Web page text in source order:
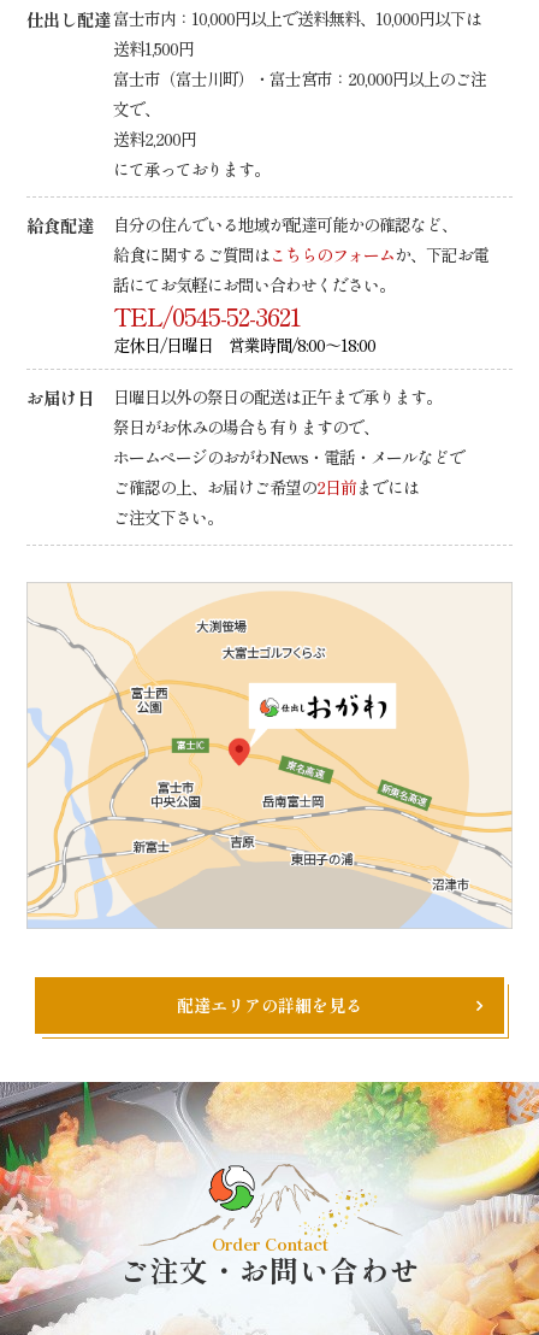
仕出し配達富士市内：10,000円以上で送料無料、10,000円以下は
送料1,500円
富士市（富士川町）・富士宮市：20,000円以上のご注
文で、
送料2,200円
にて承っております。
給食配達
自分の住んでいる地域が配達可能かの確認など、
給食に関するご質問はこちらのフォームか、下記お電
話にてお気軽にお問い合わせください。
TEL/0545-52-3621
定休日/日曜日 営業時間/8:00～18:00
お届け日
日曜日以外の祭日の配送は正午まで承ります。
祭日がお休みの場合も有りますので、
ホームページのおがわNews・電話・メールなどで
ご確認の上、 お届けご希望の2日前までには
ご注文下さい。
配達エリアの詳細を見る
Order Contact
ご注文・お問い合わせ